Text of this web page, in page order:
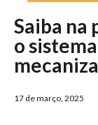
Saiba na
o
17 de março, 2025